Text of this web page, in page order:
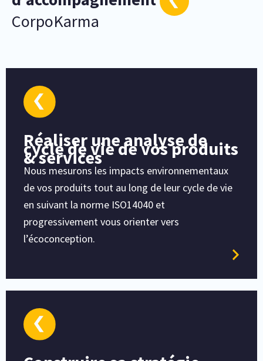
CorpoKarma
Réaliser une analyse de
cycle de vie de vos produits
& services
Nous mesurons les impacts environnementaux
de vos produits tout au long de leur cycle de vie
en suivant la norme ISO14040 et
progressivement vous orienter vers
l’écoconception.